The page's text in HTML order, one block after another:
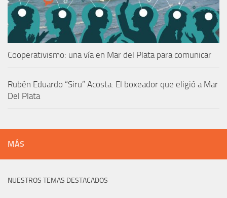
Cooperativismo: una vía en Mar del Plata para comunicar
Rubén Eduardo “Siru” Acosta: El boxeador que eligió a Mar
Del Plata
MÁS
NUESTROS TEMAS DESTACADOS